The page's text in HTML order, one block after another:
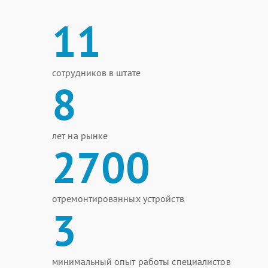
11
сотрудников в штате
8
лет на рынке
2700
отремонтированных устройств
3
минимальный опыт работы специалистов